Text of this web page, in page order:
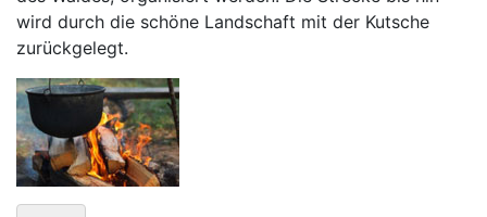
wird durch die schöne Landschaft mit der Kutsche
zurückgelegt.